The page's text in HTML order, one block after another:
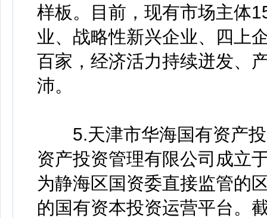
样板。目前，现有市场主体
业、战略性新兴企业、四上
百家，经济活力持续迸发、
沛。
5.天津市华海国有资产投
资产投资管理有限公司成立
为静海区国资委直接监管的
的国有资本投资运营平台。